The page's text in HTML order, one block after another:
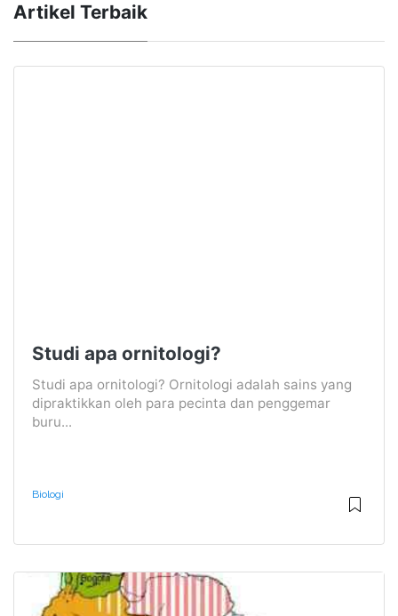
Artikel Terbaik
Studi apa ornitologi?
Studi apa ornitologi? Ornitologi adalah sains yang
dipraktikkan oleh para pecinta dan penggemar
buru...
Biologi